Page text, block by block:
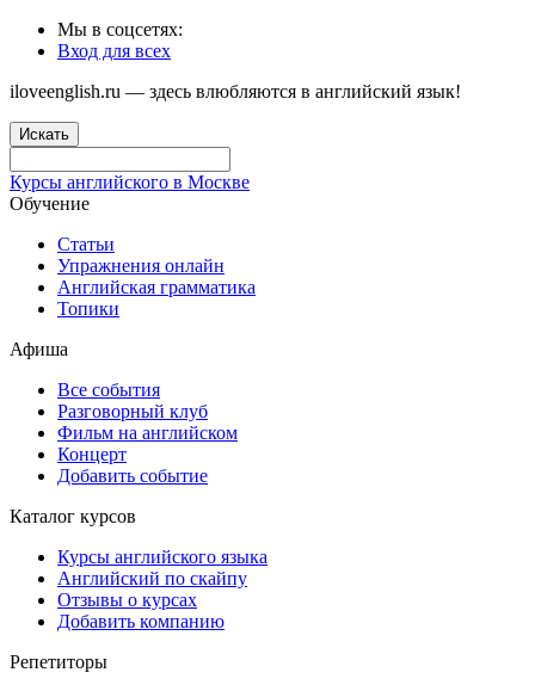
Мы в соцсетях:
Вход для всех
iloveenglish.ru — здесь влюбляются в английский язык!
Искать
Курсы английского в Москве
Обучение
Статьи
Упражнения онлайн
Английская грамматика
Топики
Афиша
Все события
Разговорный клуб
Фильм на английском
Концерт
Добавить событие
Каталог курсов
Курсы английского языка
Английский по скайпу
Отзывы о курсах
Добавить компанию
Репетиторы